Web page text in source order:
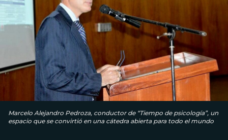
Marcelo Alejandro Pedroza, conductor de “Tiempo de psicología”, un
espacio que se convirtió en una cátedra abierta para todo el mundo